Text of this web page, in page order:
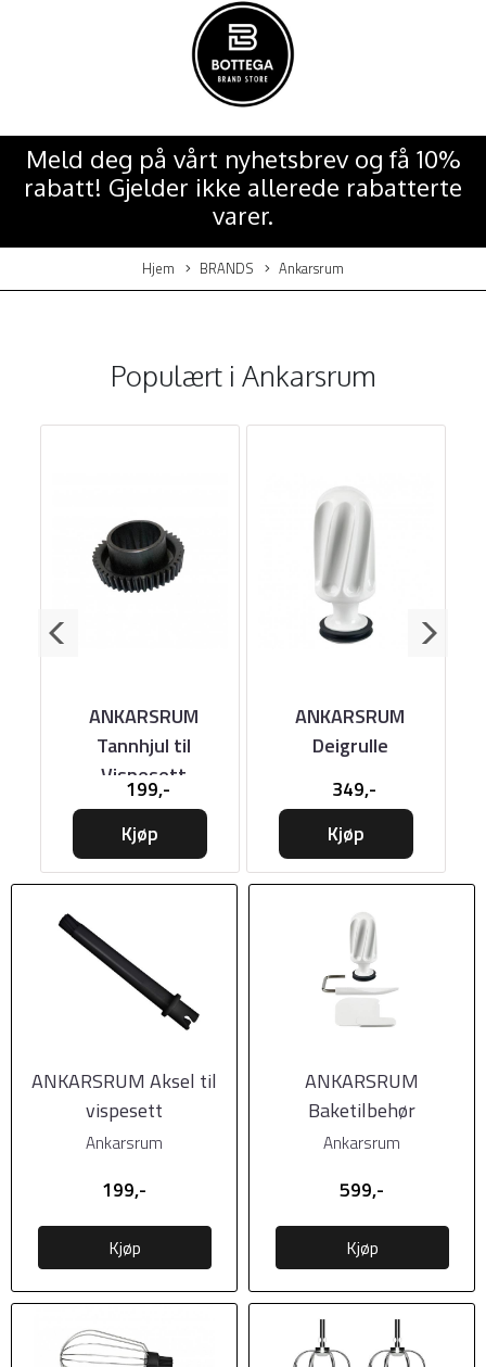
Meld deg på vårt nyhetsbrev og få 10%
rabatt! Gjelder ikke allerede rabatterte
varer.
Hjem BRANDS Ankarsrum
Populært i Ankarsrum
ANKARSRUM
Tannhjul til
Vispesett
199,-
Kjøp
ANKARSRUM
Deigrulle
349,-
Kjøp
ANKARSRUM Aksel til
vispesett
Ankarsrum
199,-
Kjøp
ANKARSRUM
Baketilbehør
Ankarsrum
599,-
Kjøp